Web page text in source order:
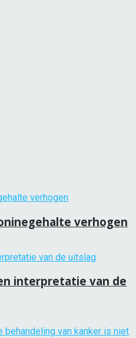
verhogen
interpretatie van de